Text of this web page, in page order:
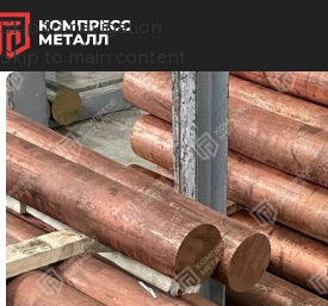
Skip to navigation
Skip to main content